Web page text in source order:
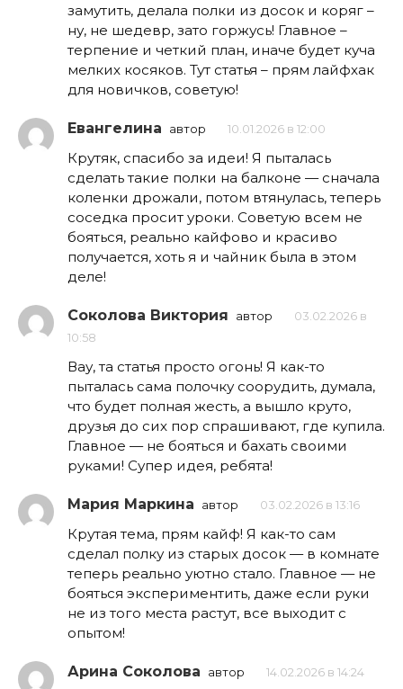
замутить, делала полки из досок и коряг –
ну, не шедевр, зато горжусь! Главное –
терпение и четкий план, иначе будет куча
мелких косяков. Тут статья – прям лайфхак
для новичков, советую!
Евангелина автор 10.01.2026 в 12:00
Крутяк, спасибо за идеи! Я пыталась
сделать такие полки на балконе — сначала
коленки дрожали, потом втянулась, теперь
соседка просит уроки. Советую всем не
бояться, реально кайфово и красиво
получается, хоть я и чайник была в этом
деле!
Соколова Виктория автор
03.02.2026 в
10:58
Вау, та статья просто огонь! Я как-то
пыталась сама полочку соорудить, думала,
что будет полная жесть, а вышло круто,
друзья до сих пор спрашивают, где купила.
Главное — не бояться и бахать своими
руками! Супер идея, ребята!
Мария Маркина автор 03.02.2026 в 13:16
Крутая тема, прям кайф! Я как-то сам
сделал полку из старых досок — в комнате
теперь реально уютно стало. Главное — не
бояться экспериментить, даже если руки
не из того места растут, все выходит с
опытом!
Арина Соколова автор 14.02.2026 в 14:24